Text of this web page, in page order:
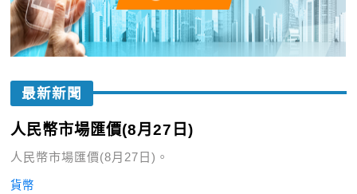
最新新聞
人民幣市場匯價(8月27日)
人民幣市場匯價(8月27日)。
貨幣